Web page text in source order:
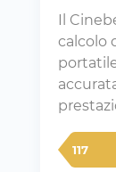
Il
calcolo
117